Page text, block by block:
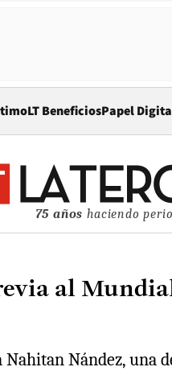
LT BeneficiosPapel
75 años haciendo
al
Nández, una